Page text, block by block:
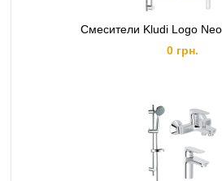
Смесители Kludi Logo
0 грн.